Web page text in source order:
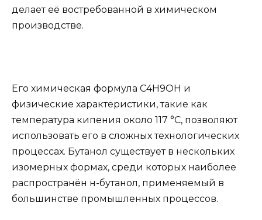
делает её востребованной в химическом
производстве.
Его химическая формула C4H9OH и
физические характеристики, такие как
температура кипения около 117 °C, позволяют
использовать его в сложных технологических
процессах. Бутанол существует в нескольких
изомерных формах, среди которых наиболее
распространён н-бутанол, применяемый в
большинстве промышленных процессов.